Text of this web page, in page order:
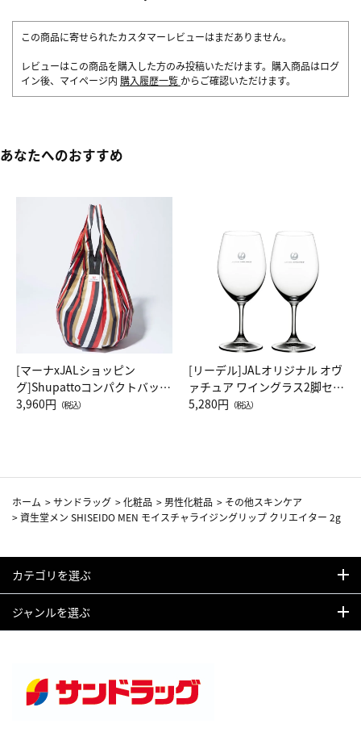
この商品に寄せられたカスタマーレビューはまだありません。
レビューはこの商品を購入した方のみ投稿いただけます。購入商品はログ
イン後、マイページ内 購入履歴一覧 からご確認いただけます。
あなたへのおすすめ
[マーナxJALショッピン
グ]Shupattoコンパクトバッグ
Drop JAL客室乗務員（LC）ス
3,960円 （税込）
[リーデル]JALオリジナル オヴ
ァチュア ワイングラス2脚セッ
ト（レッドワイン）
5,280円 （税込）
ホーム >サンドラッグ >化粧品 >男性化粧品 > その他スキンケア
>資生堂メン SHISEIDO MEN モイスチャライジングリップ クリエイター 2g
カテゴリを選ぶ
ジャンルを選ぶ